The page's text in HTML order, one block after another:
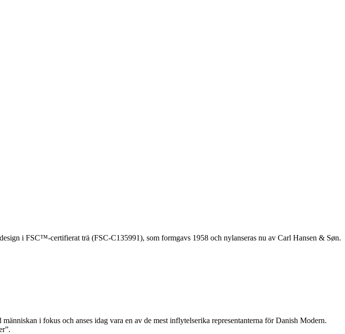
i FSC™-certifierat trä (FSC-C135991), som formgavs 1958 och nylanseras nu av Carl Hansen & Søn.
i fokus och anses idag vara en av de mest inflytelserika representanterna för Danish Modern.